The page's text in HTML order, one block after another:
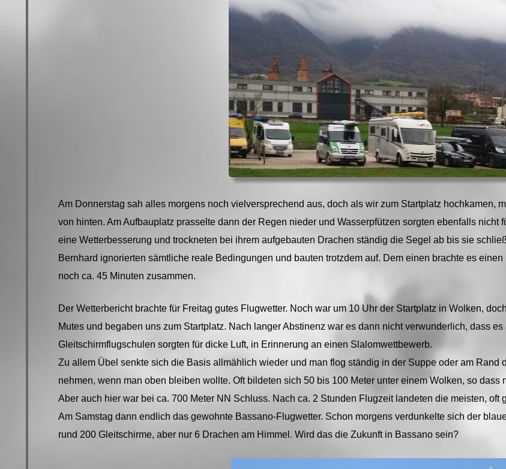
Am Donnerstag sah alles morgens noch vielversprechend aus, doch als wir zum Startplatz hochkamen,
von hinten. Am Aufbauplatz prasselte dann der Regen nieder und Wasserpfützen sorgten ebenfalls nicht
eine Wetterbesserung und trockneten bei ihrem aufgebauten Drachen ständig die Segel ab bis sie
Bernhard ignorierten sämtliche reale Bedingungen und bauten trotzdem auf. Dem einen brachte es
noch ca. 45 Minuten zusammen.
Der Wetterbericht brachte für Freitag gutes Flugwetter. Noch war um 10 Uhr der Startplatz in Wolken,
Mutes und begaben uns zum Startplatz. Nach langer Abstinenz war es dann nicht verwunderlich, dass
Gleitschirmflugschulen sorgten für dicke Luft, in Erinnerung an einen Slalomwettbewerb.
Zu allem Übel senkte sich die Basis allmählich wieder und man flog ständig in der Suppe oder am Rand
nehmen, wenn man oben bleiben wollte. Oft bildeten sich 50 bis 100 Meter unter einem Wolken, so
Aber auch hier war bei ca. 700 Meter NN Schluss. Nach ca. 2 Stunden Flugzeit landeten die meisten, oft
Am Samstag dann endlich das gewohnte Bassano-Flugwetter. Schon morgens verdunkelte sich der
rund 200 Gleitschirme, aber nur 6 Drachen am Himmel. Wird das die Zukunft in Bassano sein?